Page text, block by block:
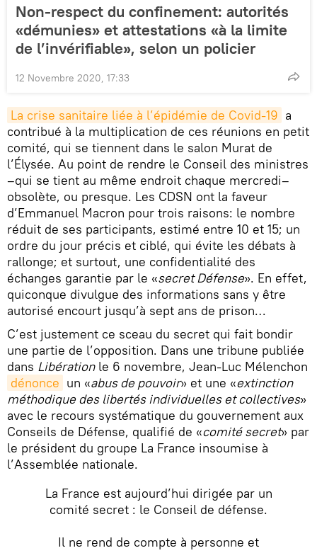
Non-respect du confinement: autorités
«démunies» et attestations «à la limite
de l’invérifiable», selon un policier
12 Novembre 2020, 17:33
La crise sanitaire liée à l’épidémie de Covid-19 a
contribué à la multiplication de ces réunions en petit
comité, qui se tiennent dans le salon Murat de
l’Élysée. Au point de rendre le Conseil des ministres
–qui se tient au même endroit chaque mercredi–
obsolète, ou presque. Les CDSN ont la faveur
d’Emmanuel Macron pour trois raisons: le nombre
réduit de ses participants, estimé entre 10 et 15; un
ordre du jour précis et ciblé, qui évite les débats à
rallonge; et surtout, une confidentialité des
échanges garantie par le «secret Défense». En effet,
quiconque divulgue des informations sans y être
autorisé encourt jusqu’à sept ans de prison…
C’est justement ce sceau du secret qui fait bondir
une partie de l’opposition. Dans une tribune publiée
dans Libérationle 6 novembre, Jean-Luc Mélenchon
dénonce un «abus de pouvoir» et une «extinction
méthodique des libertés individuelles et collectives»
avec le recours systématique du gouvernement aux
Conseils de Défense, qualifié de «comité secret» par
le président du groupe La France insoumise à
l’Assemblée nationale.
La France est aujourd’hui dirigée par un
comité secret : le Conseil de défense.
Il ne rend de compte à personne et